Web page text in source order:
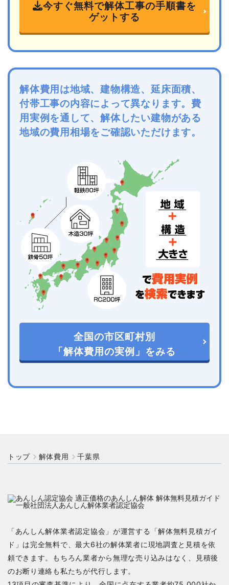
今すぐ無料で解体工事の手順書を
ゲットする
解体費用は地域、建物構造、延床面積、
付帯工事の内容によって異なります。費
用実例を通して、解体したい建物がある
地域の費用相場をご確認いただけます。
全国の市区町村別
「解体費用の実例」をみる
トップ 解体費用 千葉県
「あんしん解体業者認定協会」が運営する「解体無料見積ガイ
ド」は完全無料で、最大6社の解体業者に現地調査と見積を依
頼できます。もちろん業者から無理な売り込みはなく、見積後
のお断り連絡も私たちが代行します。